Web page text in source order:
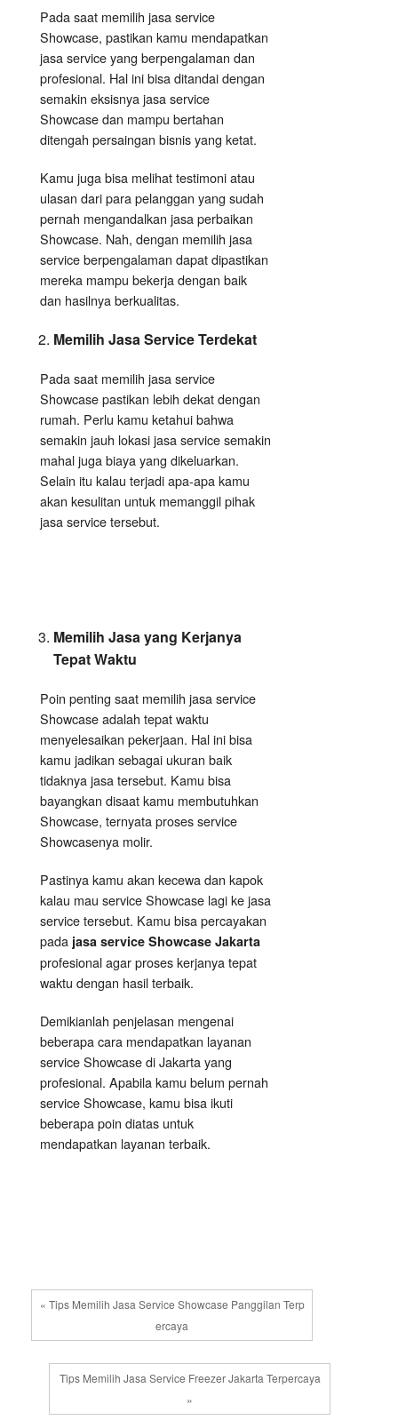
Pada saat memilih jasa service
Showcase, pastikan kamu mendapatkan
jasa service yang berpengalaman dan
profesional. Hal ini bisa ditandai dengan
semakin eksisnya jasa service
Showcase dan mampu bertahan
ditengah persaingan bisnis yang ketat.
Kamu juga bisa melihat testimoni atau
ulasan dari para pelanggan yang sudah
pernah mengandalkan jasa perbaikan
Showcase. Nah, dengan memilih jasa
service berpengalaman dapat dipastikan
mereka mampu bekerja dengan baik
dan hasilnya berkualitas.
Memilih Jasa Service Terdekat
Pada saat memilih jasa service
Showcase pastikan lebih dekat dengan
rumah. Perlu kamu ketahui bahwa
semakin jauh lokasi jasa service semakin
mahal juga biaya yang dikeluarkan.
Selain itu kalau terjadi apa-apa kamu
akan kesulitan untuk memanggil pihak
jasa service tersebut.
Memilih Jasa yang Kerjanya
Tepat Waktu
Poin penting saat memilih jasa service
Showcase adalah tepat waktu
menyelesaikan pekerjaan. Hal ini bisa
kamu jadikan sebagai ukuran baik
tidaknya jasa tersebut. Kamu bisa
bayangkan disaat kamu membutuhkan
Showcase, ternyata proses service
Showcasenya molir.
Pastinya kamu akan kecewa dan kapok
kalau mau service Showcase lagi ke jasa
service tersebut. Kamu bisa percayakan
pada jasa service Showcase Jakarta
profesional agar proses kerjanya tepat
waktu dengan hasil terbaik.
Demikianlah penjelasan mengenai
beberapa cara mendapatkan layanan
service Showcase di Jakarta yang
profesional. Apabila kamu belum pernah
service Showcase, kamu bisa ikuti
beberapa poin diatas untuk
mendapatkan layanan terbaik.
« Tips Memilih Jasa Service Showcase Panggilan Terp
ercaya
Tips Memilih Jasa Service Freezer Jakarta Terpercaya
»